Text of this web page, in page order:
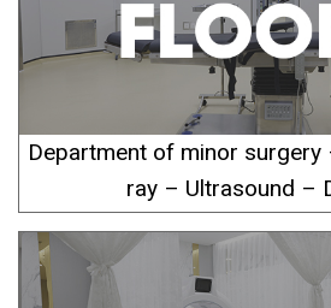
Department of minor
ray – Ultrasound –